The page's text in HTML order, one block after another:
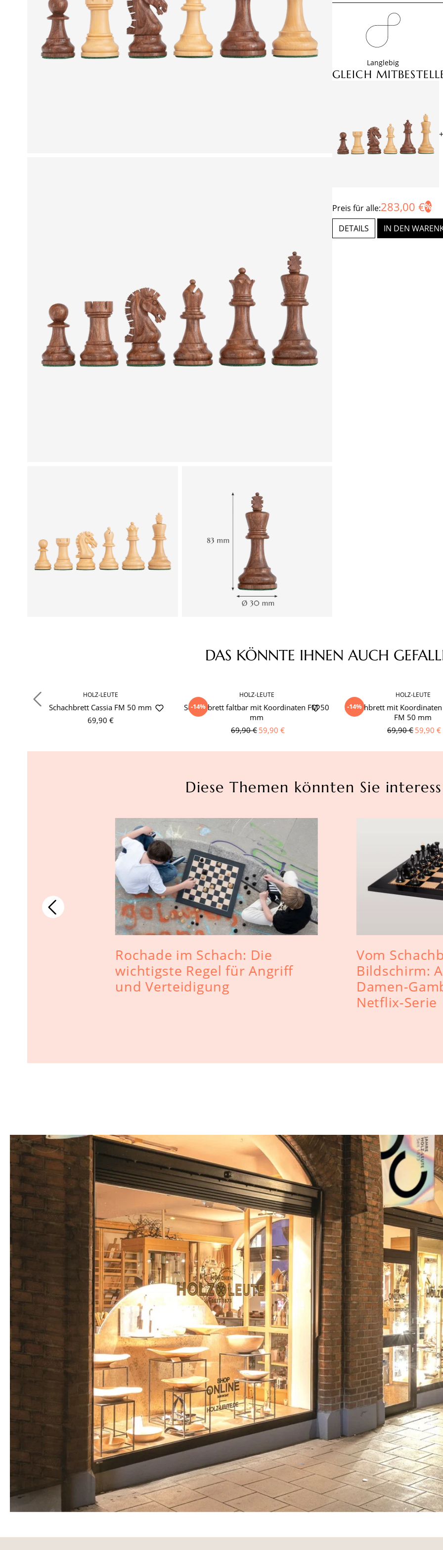
Langlebig
GLEICH
+
Preis für alle:283,00 €
DETAILS IN DEN
DAS KÖNNTE IHNEN AUCH
HOLZ-LEUTE
Schachbrett Cassia FM 50 mm
69,90 €
-14%
HOLZ-LEUTE
Schachbrett faltbar mit Koordinaten FM 50
mm
69,90 € 59,90 €
-14%
HOLZ-LEUTE
Schachbrett mit
FM 50 mm
69,90 € 59,90 €
Diese Themen könnten Sie
Rochade im Schach: Die
wichtigste Regel für Angriff
und Verteidigung
Vom
Bildschirm:
Damen-
Netflix-Serie